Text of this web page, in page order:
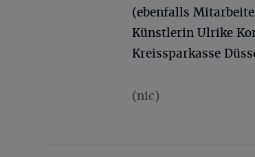
(ebenfalls
Künstlerin Ulrike
Kreissparkasse
(nic)